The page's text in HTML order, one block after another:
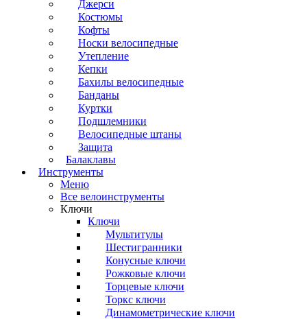
Джерси
Костюмы
Кофты
Носки велосипедные
Утепление
Кепки
Бахилы велосипедные
Банданы
Куртки
Подшлемники
Велосипедные штаны
Защита
Балаклавы
Инструменты
Меню
Все велоинструменты
Ключи
Ключи
Мультитулы
Шестигранники
Конусные ключи
Рожковые ключи
Торцевые ключи
Торкс ключи
Динамометрические ключи